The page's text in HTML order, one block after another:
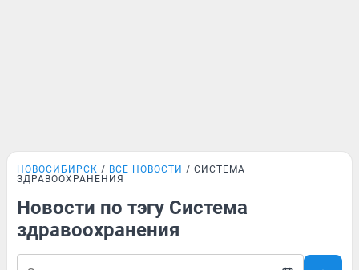
НОВОСИБИРСК ВСЕ НОВОСТИ
СИСТЕМА
ЗДРАВООХРАНЕНИЯ
Новости по тэгу Система
здравоохранения